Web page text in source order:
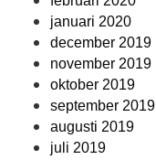
januari 2020
december 2019
november 2019
oktober 2019
september 2019
augusti 2019
juli 2019